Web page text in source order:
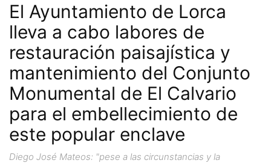
El Ayuntamiento de Lorca
lleva a cabo labores de
restauración paisajística y
mantenimiento del Conjunto
Monumental de El Calvario
para el embellecimiento de
este popular enclave
Diego José Mateos: "pese a las circunstancias y la